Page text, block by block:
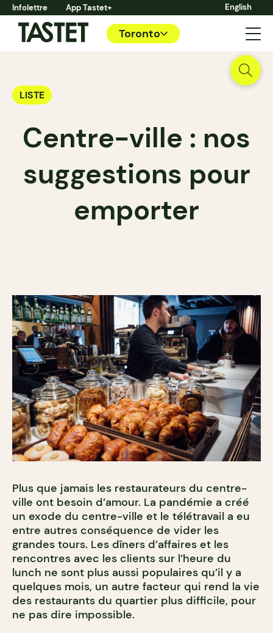
Infolettre App Tastet+ English
Toronto
LISTE
Centre-ville : nos
suggestions pour
emporter
Plus que jamais les restaurateurs du centre-
ville ont besoin d’amour. La pandémie a créé
un exode du centre-ville et le télétravail a eu
entre autres conséquence de vider les
grandes tours. Les dîners d’affaires et les
rencontres avec les clients sur l’heure du
lunch ne sont plus aussi populaires qu’il y a
quelques mois, un autre facteur qui rend la vie
des restaurants du quartier plus difficile, pour
ne pas dire impossible.